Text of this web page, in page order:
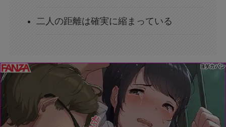
二人の距離は確実に縮まっている